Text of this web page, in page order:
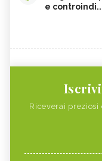
e
Riceverai